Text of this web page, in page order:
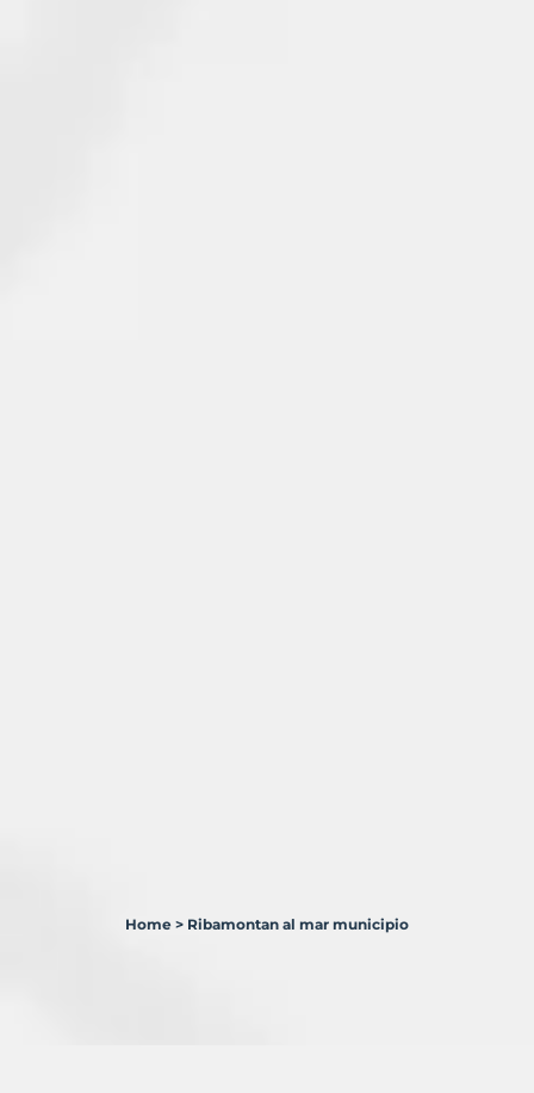
Home > Ribamontan al mar municipio